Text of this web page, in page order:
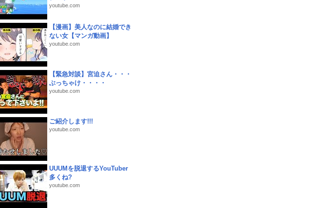
youtube.com
【漫画】美人なのに結婚でき
ない女【マンガ動画】
youtube.com
【緊急対談】宮迫さん・・・
ぶっちゃけ・・・・
youtube.com
ご紹介します!!!
youtube.com
UUUMを脱退するYouTuber
多くね?
youtube.com